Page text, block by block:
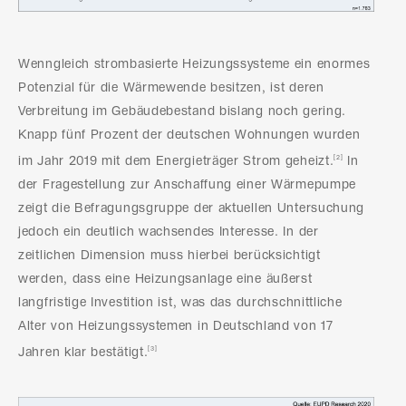
Wenngleich strombasierte Heizungssysteme ein enormes
Potenzial für die Wärmewende besitzen, ist deren
Verbreitung im Gebäudebestand bislang noch gering.
Knapp fünf Prozent der deutschen Wohnungen wurden
im Jahr 2019 mit dem Energieträger Strom geheizt. [2]
In
der Fragestellung zur Anschaffung einer Wärmepumpe
zeigt die Befragungsgruppe der aktuellen Untersuchung
jedoch ein deutlich wachsendes Interesse. In der
zeitlichen Dimension muss hierbei berücksichtigt
werden, dass eine Heizungsanlage eine äußerst
langfristige Investition ist, was das durchschnittliche
Alter von Heizungssystemen in Deutschland von 17
Jahren klar bestätigt. [3]